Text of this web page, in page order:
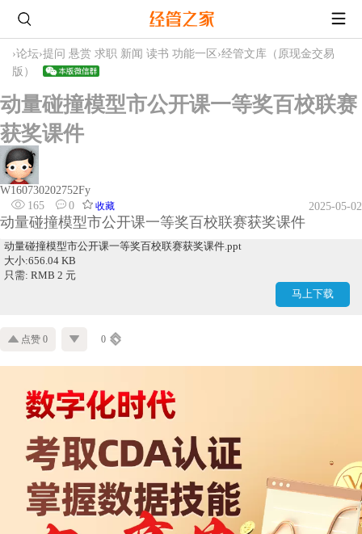
›论坛›提问 悬赏 求职 新闻 读书 功能一区 ›经管文库（原现金交易
版）
动量碰撞模型市公开课一等奖百校联赛
获奖课件
W160730202752Fy
165
0 收藏 2025-05-02
动量碰撞模型市公开课一等奖百校联赛获奖课件
动量碰撞模型市公开课一等奖百校联赛获奖课件.ppt
大小:656.04 KB
只需: RMB 2 元
马上下载
点赞 0 0